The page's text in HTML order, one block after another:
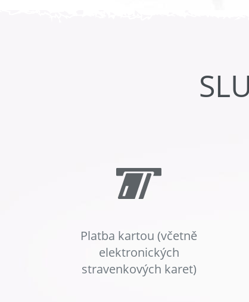
Platba kartou (včetně
elektronických
stravenkových karet)